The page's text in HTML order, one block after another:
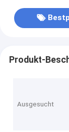
Produkt-
Ausgesucht